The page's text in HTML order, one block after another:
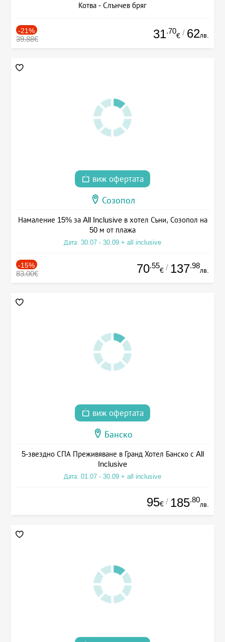
Котва - Слънчев бряг
-21%
39.88€ 31.70
€ / 62лв.
виж офертата
Созопол
Намаление 15% за All Inclusive в хотел Съни, Созопол на
50 м от плажа
Дата: 30.07 - 30.09 + all inclusive
-15%
83.00€ 70.55
€ / 137.98
лв.
виж офертата
Банско
5-звездно СПА Преживяване в Гранд Хотел Банско с All
Inclusive
Дата: 01.07 - 30.09 + all inclusive
95€ / 185.80
лв.